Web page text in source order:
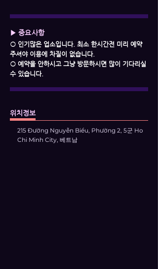
▶ 중요사항
○ 인기많은 업소입니다. 최소 한시간전 미리 예약
주셔야 이용에 차질이 없습니다.
○ 예약을 안하시고 그냥 방문하시면 많이 기다리실
수 있습니다.
위치정보
215 Đường Nguyễn Biểu, Phường 2, 5군 Ho
Chi Minh City, 베트남